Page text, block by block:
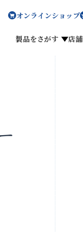
オンラインショップ
製品をさがす 店